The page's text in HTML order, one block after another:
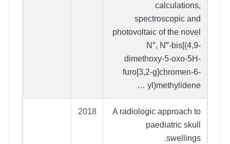
calculations,
spectroscopic and
photovoltaic of the novel
N″, N‴-bis[(4,9-
dimethoxy-5-oxo-5H-
furo[3,2-g]chromen-6-
yl)methylidene …
A radiologic approach to
paediatric skull
swellings.
2018